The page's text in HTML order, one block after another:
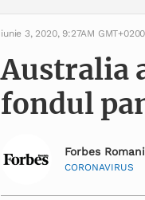
iunie 3, 2020, 9:27AM GMT+0200
Australia
fondul
Forbes
CORONAVIRUS